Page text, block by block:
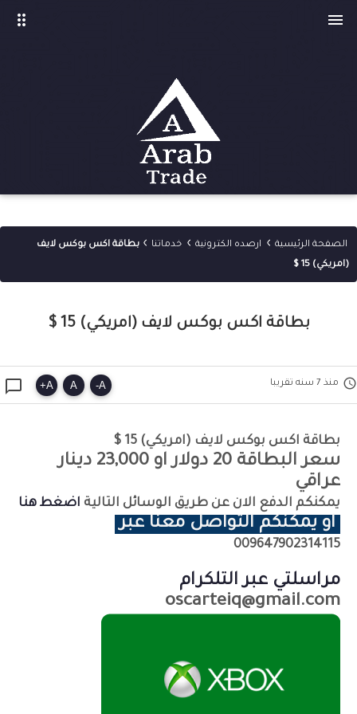

drag_indicator
الصفحة الرئيسية › ارصده الكترونية › خدماتنا › بطاقة اكس بوكس لايف
(امريكي) 15 $
بطاقة اكس بوكس لايف (امريكي) 15 $
 منذ 7 سنه تقريبا  A
-
A
A
+
بطاقة اكس بوكس لايف (امريكي) 15 $
سعر البطاقة 20 دولار او 23,000 دينار
عراقي
يمكنكم الدفع الان عن طريق الوسائل التالية اضغط هنا
او يمكنكم التواصل معنا عبر
009647902314115
مراسلتي عبر التلكرام
oscarteiq@gmail.com